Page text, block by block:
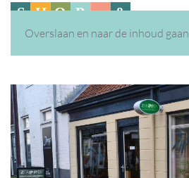
Overslaan en naar de inhoud gaan